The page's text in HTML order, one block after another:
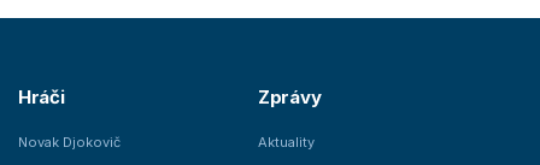
Hráči
Novak Djokovič
Zprávy
Aktuality